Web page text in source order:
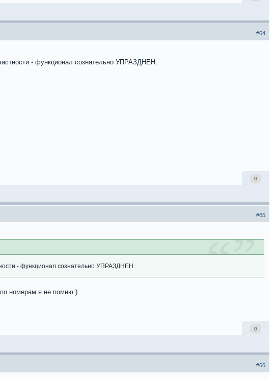
#64
- функционал сознательно УПРАЗДНЕН.
0
#65
- функционал сознательно УПРАЗДНЕН.
номерам я не помню:)
0
#66